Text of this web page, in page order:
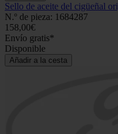
Sello de aceite del cigüeñal
N.º de pieza: 1684287
158,00€
Envío gratis*
Disponible
Añadir a la cesta